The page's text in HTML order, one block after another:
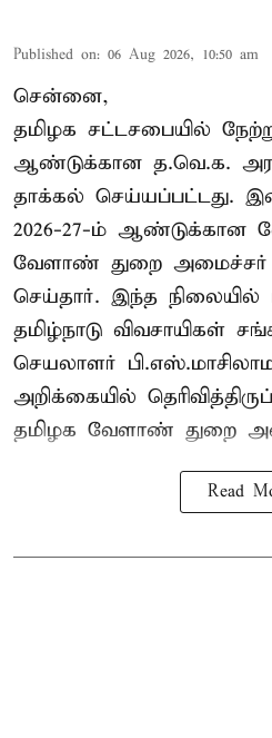
Published on: 06 Aug 2026, 10:50 am
சென்னை,
தமிழக சட்டசபையில்
ஆண்டுக்கான த.வெ.க.
தாக்கல் செய்யப்பட்டது.
2026-27-ம்
வேளாண் துறை
செய்தார். இந்த நிலையில்
தமிழ்நாடு விவசாயிகள்
செயலாளர்
அறிக்கையில்
தமிழக வேளாண் துறை
Read